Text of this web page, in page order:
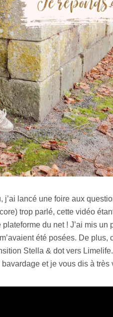
j’ai lancé une foire aux
trop parlé, cette vidéo
du net ! J’ai mis un
été posées. De
Stella & dot vers
et je vous dis à